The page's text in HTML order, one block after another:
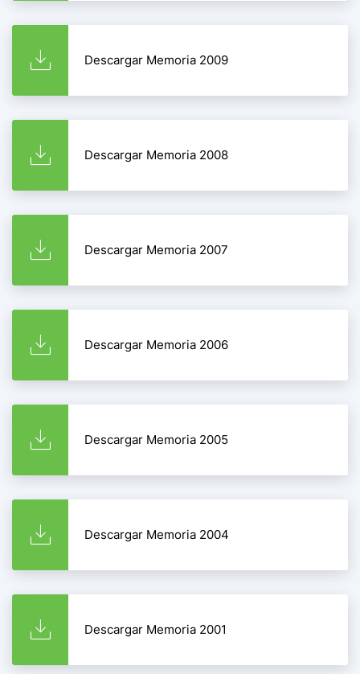
Descargar Memoria 2009
Descargar Memoria 2008
Descargar Memoria 2007
Descargar Memoria 2006
Descargar Memoria 2005
Descargar Memoria 2004
Descargar Memoria 2001